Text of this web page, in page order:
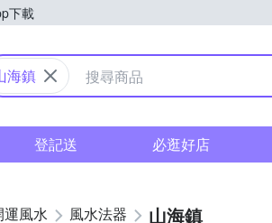
下載
購物中心
海鎮
登記送 必逛好店
運風水 風水法器 山海鎮